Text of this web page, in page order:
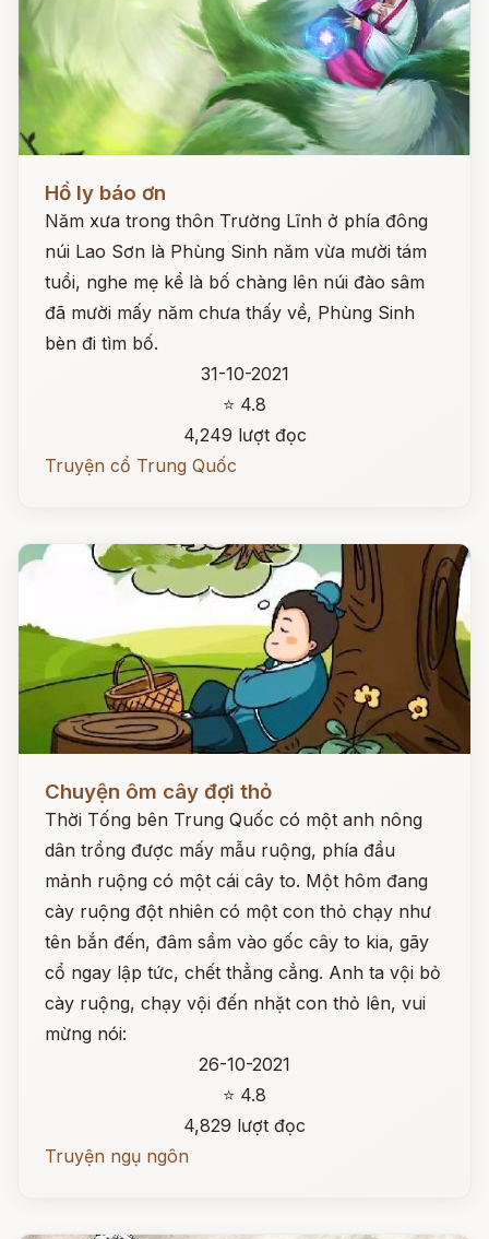
Đọc ngay
Hồ ly báo ơn
Năm xưa trong thôn Trường Lĩnh ở phía đông
núi Lao Sơn là Phùng Sinh năm vừa mười tám
tuổi, nghe mẹ kể là bố chàng lên núi đào sâm
đã mười mấy năm chưa thấy về, Phùng Sinh
bèn đi tìm bố.
31-10-2021
⭐ 4.8
4,249 lượt đọc
Truyện cổ Trung Quốc
Chuyện ôm cây đợi thỏ
Thời Tống bên Trung Quốc có một anh nông
dân trồng được mấy mẫu ruộng, phía đầu
mảnh ruộng có một cái cây to. Một hôm đang
cày ruộng đột nhiên có một con thỏ chạy như
tên bắn đến, đâm sầm vào gốc cây to kia, gãy
cổ ngay lập tức, chết thẳng cẳng. Anh ta vội bỏ
cày ruộng, chạy vội đến nhặt con thỏ lên, vui
mừng nói:
26-10-2021
⭐ 4.8
4,829 lượt đọc
Truyện ngụ ngôn